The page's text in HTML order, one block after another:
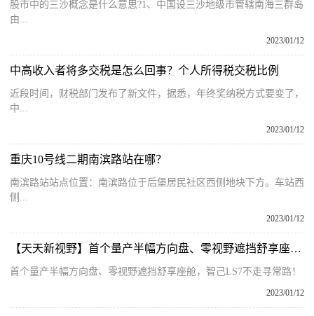
股市中的三沙概念是什么意思?1、中国设三沙地级市管辖南海三群岛
由...
2023/01/12
中高收入者将多交税是怎么回事？个人所得税交税比例
近段时间，财税部门发布了新文件，据悉，年终奖纳税方式要变了，
中...
2023/01/12
重庆10号线二期南滨路站在哪？
南滨路站站点位置：南滨路位于后堡居民社区西侧地块下方。车站西
侧...
2023/01/12
【天天新视野】首个量产半幅方向盘、零视野遮挡舒享座舱，智己LS7不走寻常路！
首个量产半幅方向盘、零视野遮挡舒享座舱，智己LS7不走寻常路！
2023/01/12